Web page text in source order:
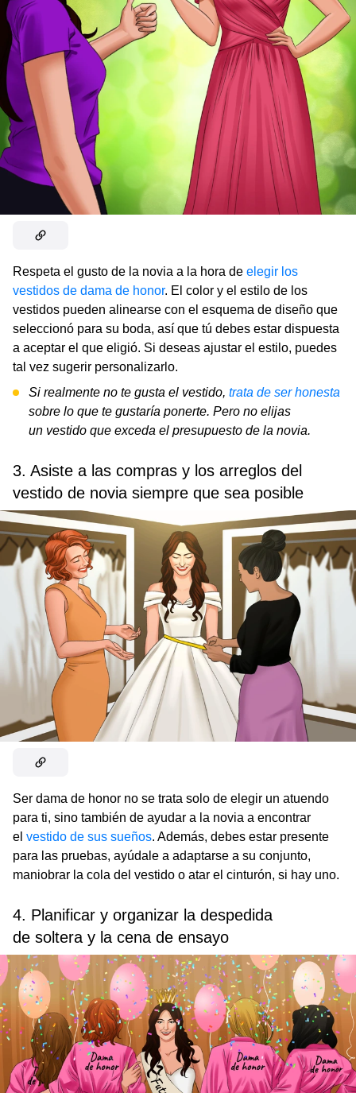
Respeta el gusto de la novia a la hora de elegir los
vestidos de dama de honor. El color y el estilo de los
vestidos pueden alinearse con el esquema de diseño que
seleccionó para su boda, así que tú debes estar dispuesta
a aceptar el que eligió. Si deseas ajustar el estilo, puedes
tal vez sugerir personalizarlo.
Si realmente no te gusta el vestido, trata de ser honesta
sobre lo que te gustaría ponerte. Pero no elijas
un vestido que exceda el presupuesto de la novia.
3. Asiste a las compras y los arreglos del
vestido de novia siempre que sea posible
Ser dama de honor no se trata solo de elegir un atuendo
para ti, sino también de ayudar a la novia a encontrar
el vestido de sus sueños. Además, debes estar presente
para las pruebas, ayúdale a adaptarse a su conjunto,
maniobrar la cola del vestido o atar el cinturón, si hay uno.
4. Planificar y organizar la despedida
de soltera y la cena de ensayo